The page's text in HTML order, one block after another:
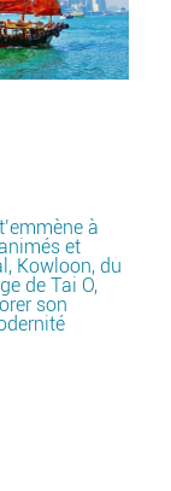
à
et
Kowloon, du
de Tai O,
son